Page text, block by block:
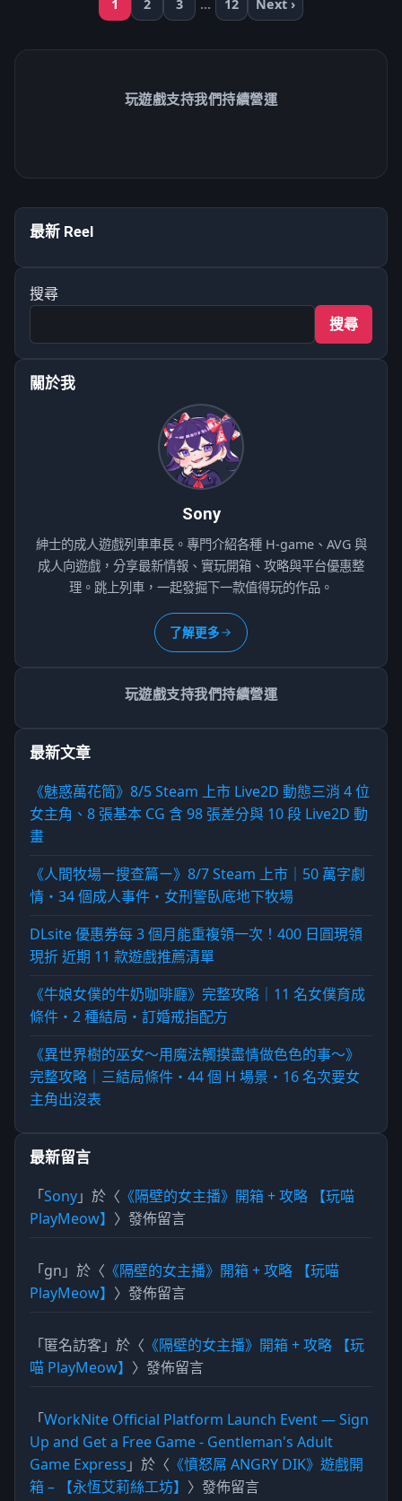
1 2 3 ... 12 Next ›
玩遊戲支持我們持續營運
最新 Reel
第一次有主要ＮＰＣ可以用..我嚇到了ＱＱ （好喜歡啊啊啊！）
It’s the first time…
搜尋
搜尋
關於我
Sony
紳士的成人遊戲列車車長。專門介紹各種 H-game、AVG 與
成人向遊戲，分享最新情報、實玩開箱、攻略與平台優惠整
理。跳上列車，一起發掘下一款值得玩的作品。
了解更多
玩遊戲支持我們持續營運
最新文章
《魅惑萬花筒》8/5 Steam 上市 Live2D 動態三消 4 位
女主角、8 張基本 CG 含 98 張差分與 10 段 Live2D 動
畫
《人間牧場ー搜查篇ー》8/7 Steam 上市｜50 萬字劇
情・34 個成人事件・女刑警臥底地下牧場
DLsite 優惠券每 3 個月能重複領一次！400 日圓現領
現折 近期 11 款遊戲推薦清單
《牛娘女僕的牛奶咖啡廳》完整攻略｜11 名女僕育成
條件・2 種結局・訂婚戒指配方
《異世界樹的巫女～用魔法觸摸盡情做色色的事～》
完整攻略｜三結局條件・44 個 H 場景・16 名次要女
主角出沒表
最新留言
「Sony」於〈 《隔壁的女主播》開箱 + 攻略 【玩喵
PlayMeow】 〉發佈留言
「gn 」於〈 《隔壁的女主播》開箱 + 攻略 【玩喵
PlayMeow】 〉發佈留言
「匿名訪客」於〈 《隔壁的女主播》開箱 + 攻略 【玩
喵 PlayMeow】 〉發佈留言
「WorkNite Official Platform Launch Event — Sign
Up and Get a Free Game - Gentleman's Adult
Game Express 」於〈 《憤怒屌 ANGRY DIK》遊戲開
箱 – 【永恆艾莉絲工坊】 〉發佈留言